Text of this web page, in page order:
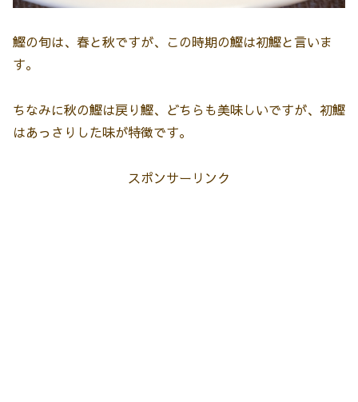
鰹の旬は、春と秋ですが、この時期の鰹は初鰹と言いま
す。
ちなみに秋の鰹は戻り鰹、どちらも美味しいですが、初鰹
はあっさりした味が特徴です。
スポンサーリンク